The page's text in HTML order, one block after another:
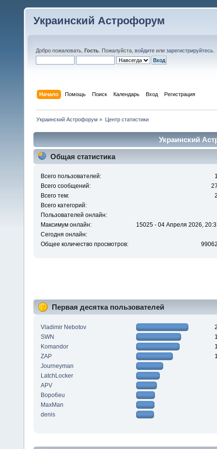
Украинский Астрофорум
Добро пожаловать, Гость . Пожалуйста, войдите или зарегистрируйтесь
Начало Помощь Поиск Календарь Вход Регистрация
Украинский Астрофорум » Центр статистики
Украинский
Общая статистика
Всего пользователей:
Всего сообщений:
Всего тем:
Всего категорий:
Пользователей онлайн:
Максимум онлайн:
15025 - 04 Апреля 2026,
Сегодня онлайн:
Общее количество просмотров:
Первая десятка пользователей
Vladimir Nebotov
SWN
Komandor
ZAP
Journeyman
LatchLocker
APV
Bopo6eu
MaxMan
denis